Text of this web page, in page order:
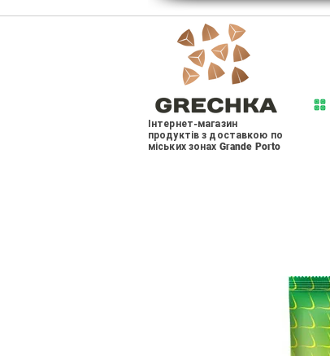
Інтернет-магазин
продуктів з доставкою по
міських зонах Grande Porto